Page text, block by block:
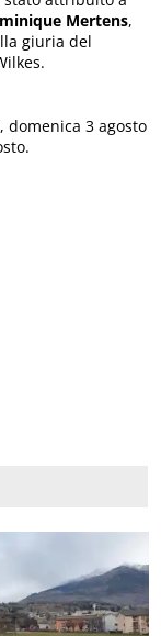
Mertens,
giuria del
domenica 3 agosto